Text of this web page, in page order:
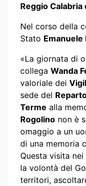
Reggio Calabria
Nel corso della
Stato Emanuele
«La giornata di
collega Wanda
valoriale dei
sede del
Terme alla
Rogolino non è
omaggio a un
di una memoria
Questa visita nei
la volontà del
territori,